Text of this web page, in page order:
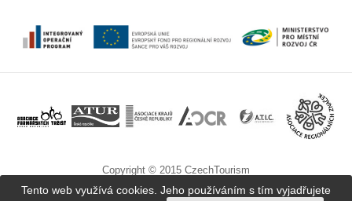
Copyright © 2015 CzechTourism
Tento web využívá cookies. Jeho používáním s tím vyjadřujete